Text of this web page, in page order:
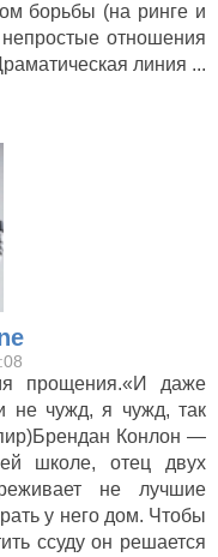
борьбы (на ринге и
отношения
линия ...
прощения.«И даже
не чужд, я чужд, так
Конлон —
школе, отец двух
не лучшие
у него дом. Чтобы
ссуду он решается